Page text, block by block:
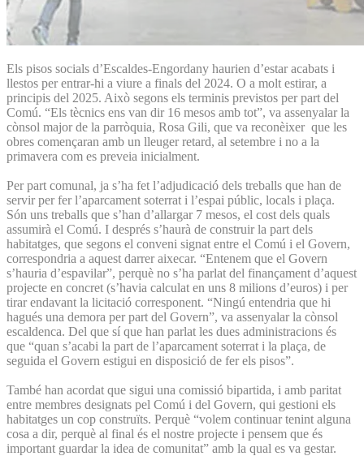
Els pisos socials d’Escaldes-Engordany haurien d’estar acabats i
llestos per entrar-hi a viure a finals del 2024. O a molt estirar, a
principis del 2025. Això segons els terminis previstos per part del
Comú. “Els tècnics ens van dir 16 mesos amb tot”, va assenyalar la
cònsol major de la parròquia, Rosa Gili, que va reconèixer que les
obres començaran amb un lleuger retard, al setembre i no a la
primavera com es preveia inicialment.
Per part comunal, ja s’ha fet l’adjudicació dels treballs que han de
servir per fer l’aparcament soterrat i l’espai públic, locals i plaça.
Són uns treballs que s’han d’allargar 7 mesos, el cost dels quals
assumirà el Comú. I després s’haurà de construir la part dels
habitatges, que segons el conveni signat entre el Comú i el Govern,
correspondria a aquest darrer aixecar. “Entenem que el Govern
s’hauria d’espavilar”, perquè no s’ha parlat del finançament d’aquest
projecte en concret (s’havia calculat en uns 8 milions d’euros) i per
tirar endavant la licitació corresponent. “Ningú entendria que hi
hagués una demora per part del Govern”, va assenyalar la cònsol
escaldenca. Del que sí que han parlat les dues administracions és
que “quan s’acabi la part de l’aparcament soterrat i la plaça, de
seguida el Govern estigui en disposició de fer els pisos”.
També han acordat que sigui una comissió bipartida, i amb paritat
entre membres designats pel Comú i del Govern, qui gestioni els
habitatges un cop construïts. Perquè “volem continuar tenint alguna
cosa a dir, perquè al final és el nostre projecte i pensem que és
important guardar la idea de comunitat” amb la qual es va gestar.